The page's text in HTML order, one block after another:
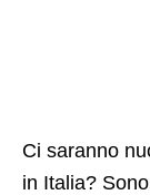
Ci saranno
in Italia?